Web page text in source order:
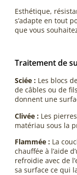
Esthétique,
s’adapte en tout
que vous
Traitement de
Sciée : Les blocs
de câbles ou de
donnent une
Clivée : Les
matériau sous la
Flammée : La
chauffée à l’aide
refroidie avec de
sa surface ce qui